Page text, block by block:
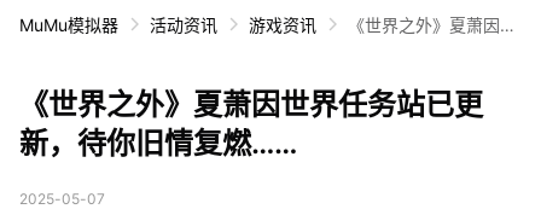
MuMu模拟器 活动资讯 游戏资讯
《世界之外》夏萧因世
《世界之外》夏萧因世界任务站已更
新，待你旧情复燃……
2025-05-07